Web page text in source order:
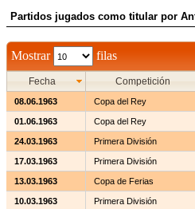
Partidos jugados como titular por
Mostrar filas
Fecha Competición
08.06.1963 Copa del Rey
01.06.1963 Copa del Rey
24.03.1963 Primera División
17.03.1963 Primera División
13.03.1963 Copa de Ferias
10.03.1963 Primera División